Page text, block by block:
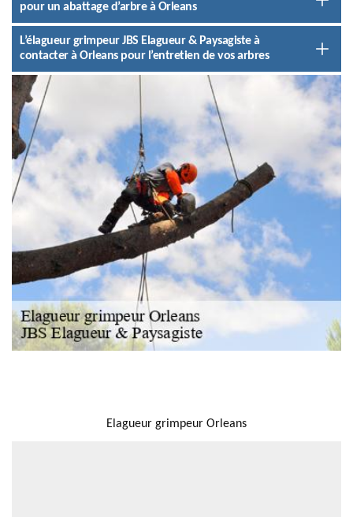
pour un abattage d’arbre à Orleans
L’élagueur grimpeur JBS Elagueur & Paysagiste à
contacter à Orleans pour l’entretien de vos arbres
Elagueur grimpeur Orleans